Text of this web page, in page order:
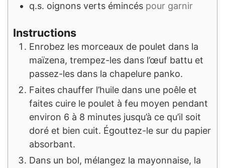
q.s. oignons verts émincés pour garnir
Instructions
Enrobez les morceaux de poulet dans la
maïzena, trempez-les dans l’œuf battu et
passez-les dans la chapelure panko.
Faites chauffer l’huile dans une poêle et
faites cuire le poulet à feu moyen pendant
environ 6 à 8 minutes jusqu’à ce qu’il soit
doré et bien cuit. Égouttez-le sur du papier
absorbant.
Dans un bol, mélangez la mayonnaise, la